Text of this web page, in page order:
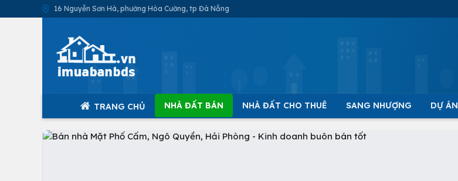
16 Nguyễn Sơn Hà, phường Hòa Cường, tp Đà Nẵng
TRANG CHỦ NHÀ ĐẤT BÁN NHÀ ĐẤT CHO THUÊ SANG NHƯỢNG DỰ ÁN